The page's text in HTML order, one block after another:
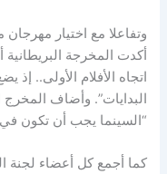
وتفاعلا مع اختيار مهرجان
أكدت المخرجة البريطانية
اتجاه الأفلام الأولى.. إذ
البدايات”. وأضاف المخرج
“السينما يجب أن تكون في
كما أجمع كل أعضاء